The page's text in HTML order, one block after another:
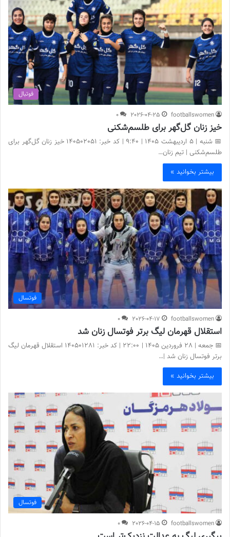
فوتبال
footballswomen
2026-04-25
0
خیز زنان گل‌گهر برای طلسم‌شکنی
📅 شنبه | 5 اردیبهشت ۱۴۰۵ | 9:40 | کد خبر: 140502051 خیز زنان گل‌گهر برای
طلسم‌شکنی | تیم زنان…
بیشتر بخوانید »
فوتسال
footballswomen
2026-04-17
0
استقلال قهرمان لیگ برتر فوتسال زنان شد
📅 جمعه | ۲8 فروردین ۱۴۰۵ | 22:00 | کد خبر: 140501281 استقلال قهرمان لیگ
برتر فوتسال زنان شد |…
بیشتر بخوانید »
فوتسال
footballswomen
2026-04-15
0